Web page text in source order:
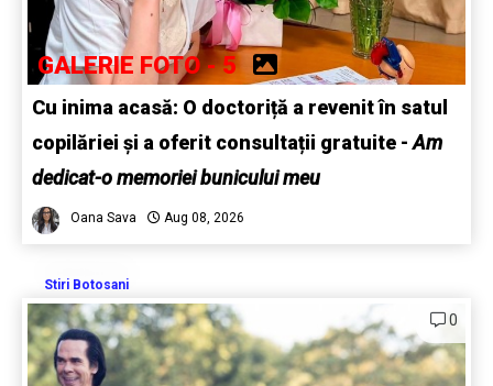
GALERIE FOTO - 5
Cu inima acasă: O doctoriță a revenit în satul
copilăriei și a oferit consultații gratuite -Am
dedicat-o memoriei bunicului meu
Oana Sava Aug 08, 2026
Stiri Botosani
0